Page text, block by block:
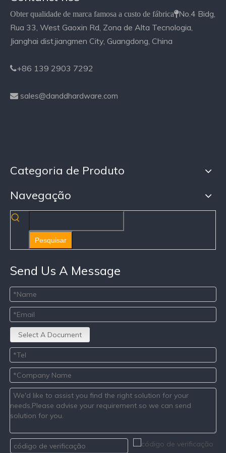
Obter qualidade de marca famosa a custo de fábricaNo.4 Bidg,
Rua 33, West Gaoxin Rd, Zona de Alta Tecnologia,
Jianghai dist.jiangmen City, Guangdong, China
+86 139 2903 7292
 sales@danddhardware.com
Categoria de Produto
Navegação
Pesquisar
Send Us A Message
Select A Document